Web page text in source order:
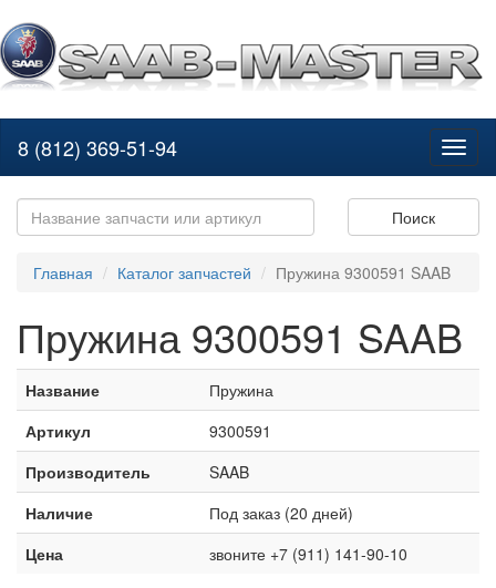
8 (812) 369-51-94
Поиск
Главная Каталог запчастей Пружина 9300591 SAAB
Пружина 9300591 SAAB
Название
Пружина
Артикул
9300591
Производитель
SAAB
Наличие
Под заказ (20 дней)
Цена
звоните +7 (911) 141-90-10